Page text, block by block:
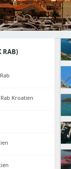
RAB)
Kroatien